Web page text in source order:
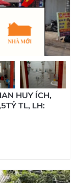
HUY ÍCH,
TL, LH: